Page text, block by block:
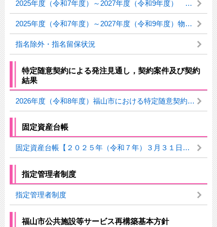
2025年度（令和7年度）～2027年度（令和9年度） 福山市物品調達業者名簿
2025年度（令和7年度）～2027年度（令和9年度）物件の買入れ等の入札（見積）参加資格審査申請の追加受付について（2026年3月19日更新）
指名除外・指名留保状況
特定随意契約による発注見通し，契約案件及び契約
結果
2026年度（令和8年度）福山市における特定随意契約に係る公表
固定資産台帳
固定資産台帳【２０２５年（令和７年）３月３１日時点】
指定管理者制度
指定管理者制度
福山市公共施設等サービス再構築基本方針